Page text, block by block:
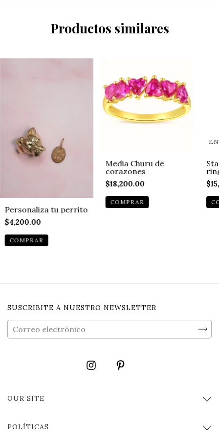
Productos similares
Personaliza tu perrito
$4,200.00
COMPRAR
Media Churu de
corazones
$18,200.00
SUSCRIBITE A NUESTRO NEWSLETTER
OUR SITE
POLÍTICAS